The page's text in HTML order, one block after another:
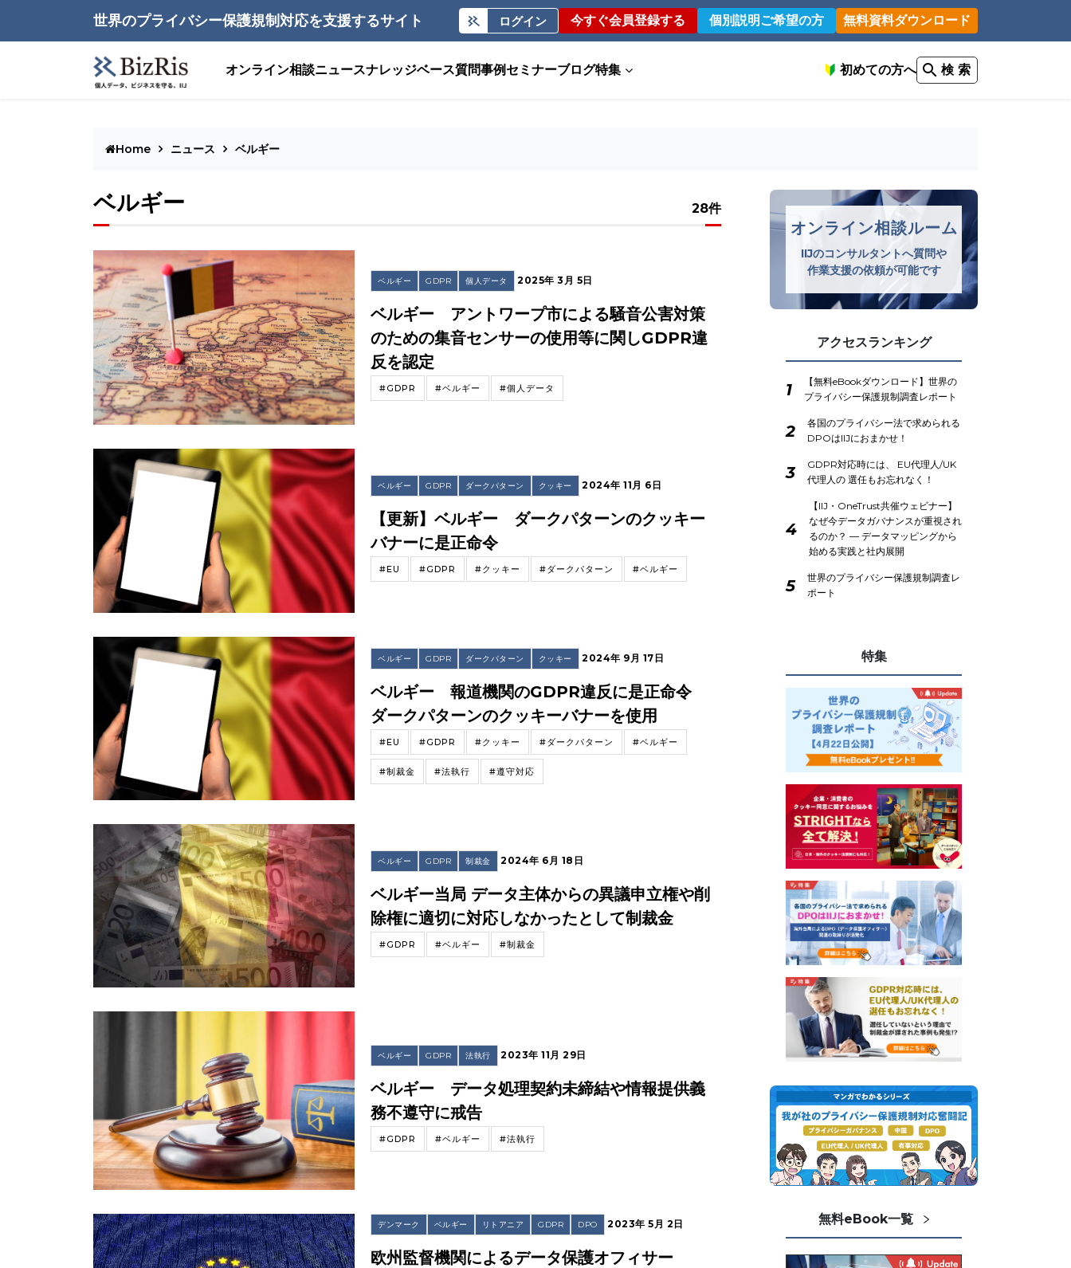
世界のプライバシー保護規制対応を支援するサイト ログイン 今すぐ会員登録する 個別説明ご希望の方 無料資料ダウンロード
オンライン相談ニュースナレッジベース質問事例 セミナーブログ特集 初めての方へ 検 索
Home ニュース ベルギー
ベルギー 28件
ベルギー GDPR 個人データ 2025年 3月 5日
ベルギー アントワープ市による騒音公害対策
のための集音センサーの使用等に関しGDPR違
反を認定
#GDPR #ベルギー #個人データ
ベルギー GDPR ダークパターン クッキー 2024年 11月 6日
【更新】ベルギー ダークパターンのクッキー
バナーに是正命令
#EU #GDPR #クッキー #ダークパターン #ベルギー
ベルギー GDPR ダークパターン クッキー 2024年 9月 17日
ベルギー 報道機関のGDPR違反に是正命令
ダークパターンのクッキーバナーを使用
#EU #GDPR #クッキー #ダークパターン #ベルギー
#制裁金 #法執行 #遵守対応
ベルギー GDPR 制裁金 2024年 6月 18日
ベルギー当局 データ主体からの異議申立権や削
除権に適切に対応しなかったとして制裁金
#GDPR #ベルギー #制裁金
ベルギー GDPR 法執行 2023年 11月 29日
ベルギー データ処理契約未締結や情報提供義
務不遵守に戒告
#GDPR #ベルギー #法執行
デンマーク ベルギー リトアニア GDPR DPO 2023年 5月 2日
欧州監督機関によるデータ保護オフィサー
オンライン相談ルーム
IIJのコンサルタントへ質問や
作業支援の依頼が可能です
アクセスランキング
1
【無料eBookダウンロード】世界の
プライバシー保護規制調査レポート
2
各国のプライバシー法で求められる
DPOはIIJにおまかせ！
3
GDPR対応時には、 EU代理人/UK
代理人の 選任もお忘れなく！
4
【IIJ・OneTrust共催ウェビナー】
なぜ今データガバナンスが重視され
るのか？ ― データマッピングから
始める実践と社内展開
5
世界のプライバシー保護規制調査レ
ポート
特集
無料eBook一覧